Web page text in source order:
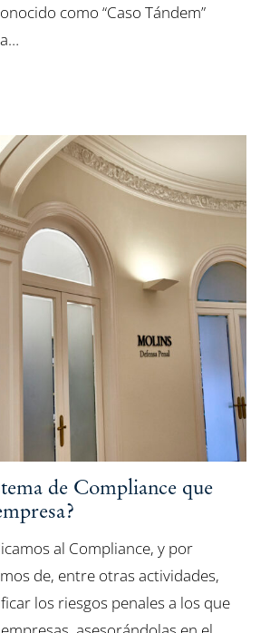
como “Caso Tándem”
de Compliance que
al Compliance, y por
de, entre otras actividades,
los riesgos penales a los que